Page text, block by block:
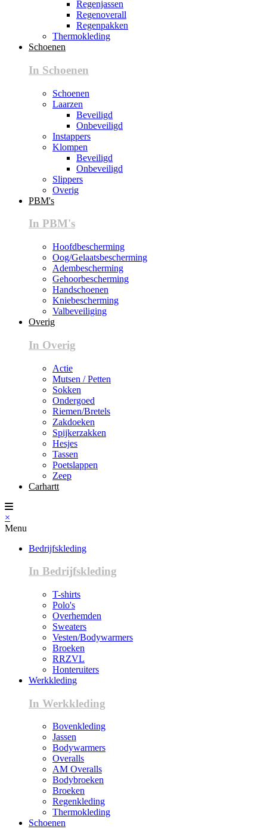
Regenjassen
Regenoverall
Regenpakken
Thermokleding
Schoenen
In Schoenen
Schoenen
Laarzen
Beveiligd
Onbeveiligd
Instappers
Klompen
Beveiligd
Onbeveiligd
Slippers
Overig
PBM's
In PBM's
Hoofdbescherming
Oog/Gelaatsbescherming
Adembescherming
Gehoorbescherming
Handschoenen
Kniebescherming
Valbeveiliging
Overig
In Overig
Actie
Mutsen / Petten
Sokken
Ondergoed
Riemen/Bretels
Zakdoeken
Spijkerzakken
Hesjes
Tassen
Poetslappen
Zeep
Carhartt
×
Menu
Bedrijfskleding
In Bedrijfskleding
T-shirts
Polo's
Overhemden
Sweaters
Vesten/Bodywarmers
Broeken
RRZVL
Honteruiters
Werkkleding
In Werkkleding
Bovenkleding
Jassen
Bodywarmers
Overalls
AM Overalls
Bodybroeken
Broeken
Regenkleding
Thermokleding
Schoenen